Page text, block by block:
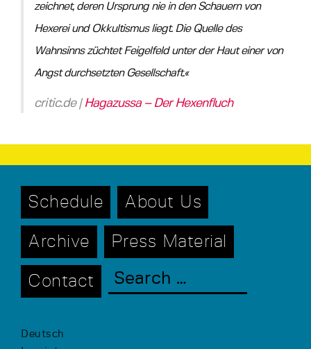
zeichnet, deren Ursprung nie in den Schauern von
Hexerei und Okkultismus liegt. Die Quelle des
Wahnsinns züchtet Feigelfeld unter der Haut einer von
Angst durchsetzten Gesellschaft.«
critic.de | Hagazussa – Der Hexenfluch
Schedule About Us
Archive Press Material
Contact
Deutsch